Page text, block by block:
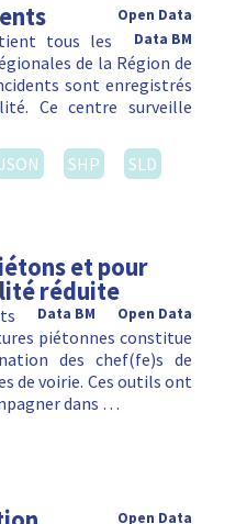
Open Data
Data BM
tous les
de la Région de
sont enregistrés
Ce centre surveille
SHP
SLD
et pour
réduite
Open Data
Data BM
piétonnes constitue
des chef(fe)s de
de voirie. Ces outils ont
dans …
Open Data